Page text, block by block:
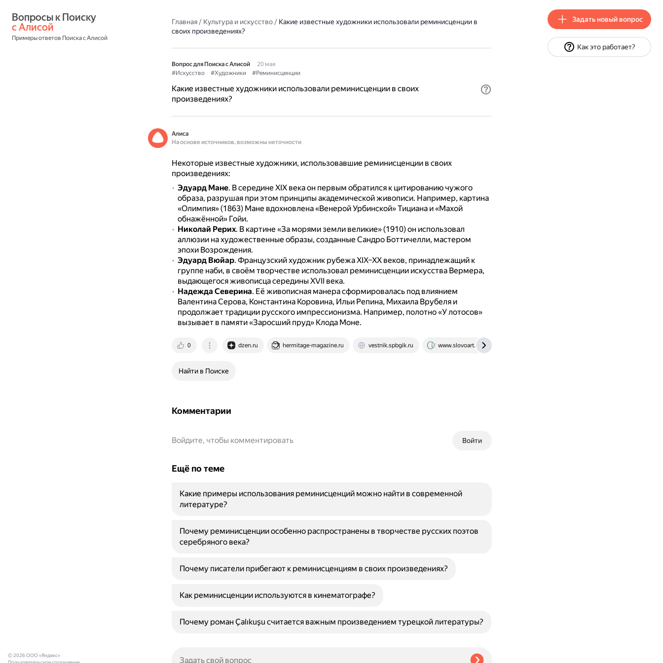
с Алисой
Примеры ответов Поиска с Алисой
Главная/ Культура и искусство/ Какие известные художники использовали реминисценции в
своих произведениях?
Вопрос для Поиска с Алисой
20 мая
#Искусство
#Художники #Реминисценции
Какие известные художники использовали реминисценции в своих
произведениях?
Алиса
На основе источников, возможны неточности
Некоторые известные художники, использовавшие реминисценции в своих
произведениях:
Эдуард Мане. В середине XIX века он первым обратился к цитированию чужого
образа, разрушая при этом принципы академической живописи. Например, картина
«Олимпия» (1863) Мане вдохновлена «Венерой Урбинской» Тициана и «Махой
обнажённой» Гойи.
Николай Рерих. В картине «За морями земли великие» (1910) он использовал
аллюзии на художественные образы, созданные Сандро Боттичелли, мастером
эпохи Возрождения.
Эдуард Вюйар. Французский художник рубежа XIX–XX веков, принадлежащий к
группе наби, в своём творчестве использовал реминисценции искусства Вермера,
выдающегося живописца середины XVII века.
Надежда Северина. Её живописная манера сформировалась под влиянием
Валентина Серова, Константина Коровина, Ильи Репина, Михаила Врубеля и
продолжает традиции русского импрессионизма. Например, полотно «У лотосов»
вызывает в памяти «Заросший пруд» Клода Моне.
0 dzen.ru hermitage-magazine.ru vestnik.spbgik.ru www.slovoart.ru
Найти в Поиске
Комментарии
Войти
Войдите, чтобы комментировать
Ещё по теме
Какие примеры использования реминисценций можно найти в современной
литературе?
Почему реминисценции особенно распространены в творчестве русских поэтов
серебряного века?
Почему писатели прибегают к реминисценциям в своих произведениях?
Как реминисценции используются в кинематографе?
Почему роман Çalıkuşu считается важным произведением турецкой литературы?
© 2026 ООО «Яндекс»
Задать новый вопрос
Как это работает?